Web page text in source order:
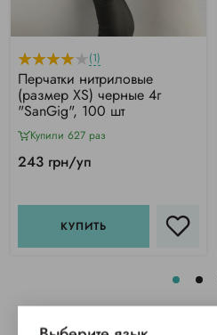
(1)
Перчатки нитриловые
(размер XS) черные 4г
"SanGig", 100 шт
Купили 627 раз
243 грн/уп
КУПИТЬ